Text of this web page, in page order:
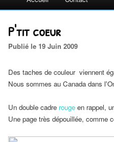
P'tit coeur
Publié le 19 Juin 2009
Des taches de couleur viennent
Nous sommes au Canada dans
Un double cadre rouge en rappel,
Une page très dépouillée, comme